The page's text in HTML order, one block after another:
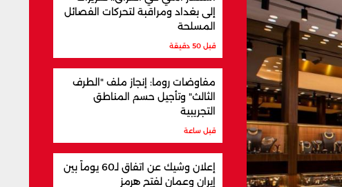
إلى بغداد ومراقبة لتحركات الفصائل
المسلحة
قبل 50 دقيقة
مفاوضات روما: إنجاز ملف "الطرف
الثالث" وتأجيل حسم المناطق
التجريبية
قبل ساعة
إعلان وشيك عن اتفاق لـ60 يوماً بين
إيران وعمان لفتح هرمز